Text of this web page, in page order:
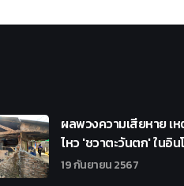
ผลพวงความเสียหาย เ
ไหว 'ชวาตะวันตก' ในอิน
19 กันยายน 2567